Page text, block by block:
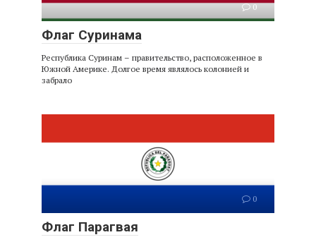
0
Флаг Суринама
Республика Суринам – правительство, расположенное в
Южной Америке. Долгое время являлось колонией и
забрало
0
Флаг Парагвая